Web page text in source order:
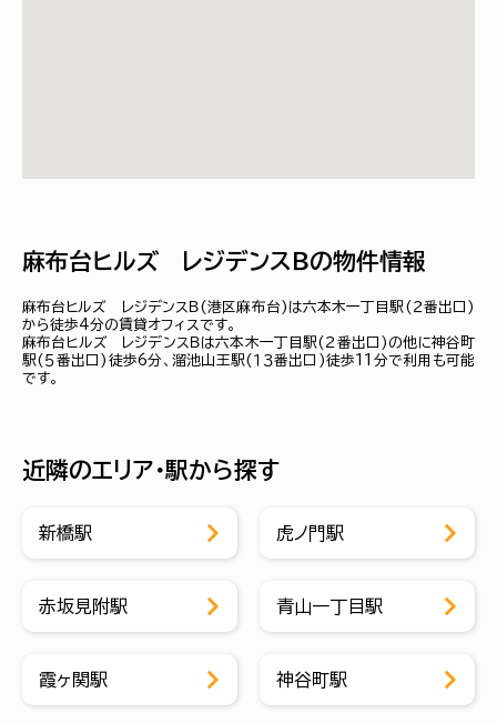
麻布台ヒルズ レジデンスＢの物件情報
麻布台ヒルズ レジデンスＢ(港区麻布台)は六本木一丁目駅(２番出口)
から徒歩4分の賃貸オフィスです。
麻布台ヒルズ レジデンスＢは六本木一丁目駅(２番出口)の他に神谷町
駅(５番出口)徒歩6分、溜池山王駅(１３番出口)徒歩11分で利用も可能
です。
近隣のエリア・駅から探す
新橋駅 虎ノ門駅
赤坂見附駅 青山一丁目駅
霞ヶ関駅 神谷町駅